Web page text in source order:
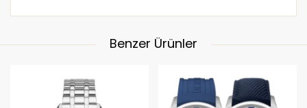
Benzer Ürünler